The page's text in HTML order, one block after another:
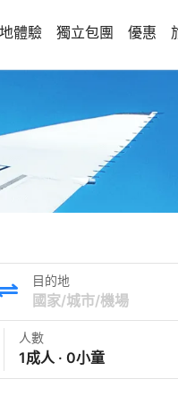
體驗 獨立包團 優惠
目的地
人數
1成人 · 0小童